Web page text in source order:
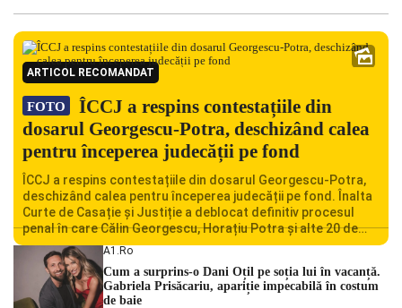
ARTICOL RECOMANDAT
FOTO
ÎCCJ a respins contestațiile din
dosarul Georgescu-Potra, deschizând calea
pentru începerea judecății pe fond
ÎCCJ a respins contestațiile din dosarul Georgescu-Potra,
deschizând calea pentru începerea judecății pe fond. Înalta
Curte de Casație și Justiție a deblocat definitiv procesul
penal în care Călin Georgescu, Horațiu Potra și alte 20 de
persoane sunt acuzați de acțiuni îndreptate împotriva
ordinii constituționale. În ședința din camera preliminară,
judecătorii de la instanța supremă au […]
A1.ro
Cum a surprins-o Dani Oțil pe soția lui în vacanță.
Gabriela Prisăcariu, apariție impecabilă în costum
de baie